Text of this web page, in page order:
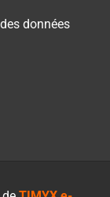
données